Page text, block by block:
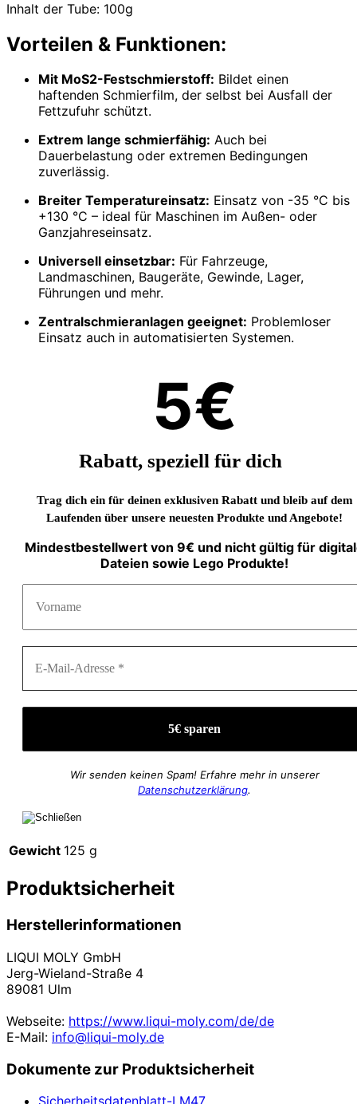
Inhalt der Tube: 100g
Vorteilen & Funktionen:
Mit MoS2-Festschmierstoff: Bildet einen
haftenden Schmierfilm, der selbst bei Ausfall der
Fettzufuhr schützt.
Extrem lange schmierfähig: Auch bei
Dauerbelastung oder extremen Bedingungen
zuverlässig.
Breiter Temperatureinsatz: Einsatz von -35 °C bis
+130 °C – ideal für Maschinen im Außen- oder
Ganzjahreseinsatz.
Universell einsetzbar: Für Fahrzeuge,
Landmaschinen, Baugeräte, Gewinde, Lager,
Führungen und mehr.
Zentralschmieranlagen geeignet: Problemloser
Einsatz auch in automatisierten Systemen.
5€
Rabatt, speziell für dich
Trag dich ein für deinen exklusiven Rabatt und bleib auf dem
Laufenden über unsere neuesten Produkte und Angebote!
Mindestbestellwert von 9€ und nicht gültig für
Dateien sowie Lego Produkte!
Wir senden keinen Spam! Erfahre mehr in unserer
Datenschutzerklärung.
Gewicht 125 g
Produktsicherheit
Herstellerinformationen
LIQUI MOLY GmbH
Jerg-Wieland-Straße 4
89081 Ulm
Webseite: https://www.liqui-moly.com/de/de
E-Mail: info@liqui-moly.de
Dokumente zur Produktsicherheit